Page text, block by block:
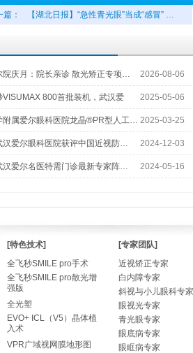
篇： 【湖北日报】“急性青光眼”当成“感冒” …
院庆月：院长亲诊 散光矫正专项… 2026-08-06
VISUMAX 800首批装机，武汉爱 2025-05-06
附属爱尔眼科医院龙晶®PR型人工… 2025-03-25
汉爱尔眼科医院获评中国近视防… 2024-12-03
汉爱尔名医特需门诊最新专家阵… 2024-05-16
[特色技术]
全飞秒SMILE pro手术
全飞秒SMILE pro散光增
强版
全光塑
EVO+ ICL（V5）晶体植
入术
VPR广域视网膜地形图
[专家团队]
近视矫正专家
白内障专家
斜视与小儿眼科专家
眼视光专家
青光眼专家
眼底病专家
眼眶病专家